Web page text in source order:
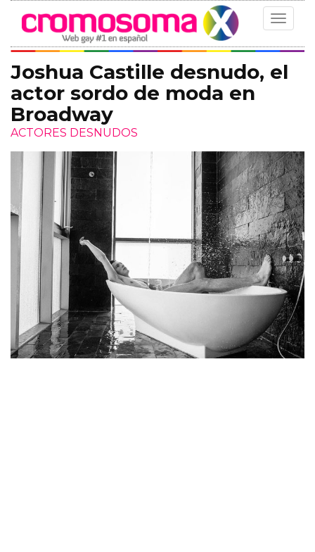
Toggle
Joshua Castille desnudo, el
actor sordo de moda en
Broadway
ACTORES DESNUDOS